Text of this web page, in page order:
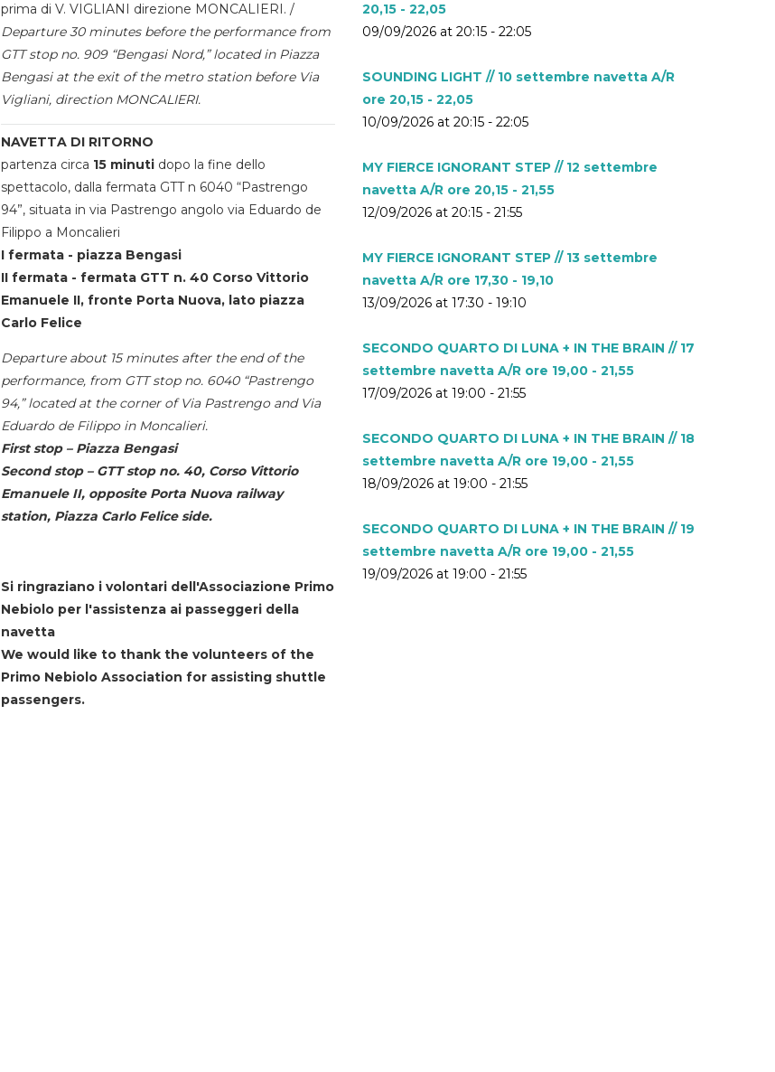
prima di V. VIGLIANI direzione MONCALIERI. /
Departure 30 minutes before the performance from
GTT stop no. 909 “Bengasi Nord,” located in Piazza
Bengasi at the exit of the metro station before Via
Vigliani, direction MONCALIERI.
NAVETTA DI RITORNO
partenza circa 15 minuti dopo la fine dello
spettacolo, dalla fermata GTT n 6040 “Pastrengo
94”, situata in via Pastrengo angolo via Eduardo de
Filippo a Moncalieri
I fermata - piazza Bengasi
II fermata - fermata GTT n. 40 Corso Vittorio
Emanuele II, fronte Porta Nuova, lato piazza
Carlo Felice
Departure about 15 minutes after the end of the
performance, from GTT stop no. 6040 “Pastrengo
94,” located at the corner of Via Pastrengo and Via
Eduardo de Filippo in Moncalieri.
First stop – Piazza Bengasi
Second stop – GTT stop no. 40, Corso Vittorio
Emanuele II, opposite Porta Nuova railway
station, Piazza Carlo Felice side.
Si ringraziano i volontari dell'Associazione Primo
Nebiolo per l'assistenza ai passeggeri della
navetta
We would like to thank the volunteers of the
Primo Nebiolo Association for assisting shuttle
passengers.
20,15 - 22,05
09/09/2026 at 20:15 - 22:05
SOUNDING LIGHT // 10 settembre navetta A/R
ore 20,15 - 22,05
10/09/2026 at 20:15 - 22:05
MY FIERCE IGNORANT STEP // 12 settembre
navetta A/R ore 20,15 - 21,55
12/09/2026 at 20:15 - 21:55
MY FIERCE IGNORANT STEP // 13 settembre
navetta A/R ore 17,30 - 19,10
13/09/2026 at 17:30 - 19:10
SECONDO QUARTO DI LUNA + IN THE BRAIN // 17
settembre navetta A/R ore 19,00 - 21,55
17/09/2026 at 19:00 - 21:55
SECONDO QUARTO DI LUNA + IN THE BRAIN // 18
settembre navetta A/R ore 19,00 - 21,55
18/09/2026 at 19:00 - 21:55
SECONDO QUARTO DI LUNA + IN THE BRAIN // 19
settembre navetta A/R ore 19,00 - 21,55
19/09/2026 at 19:00 - 21:55